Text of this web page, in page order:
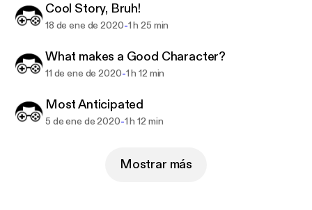
Cool Story, Bruh!
18 de ene de 2020-1 h 25 min
What makes a Good Character?
11 de ene de 2020-1 h 12 min
Most Anticipated
5 de ene de 2020-1 h 12 min
Mostrar más